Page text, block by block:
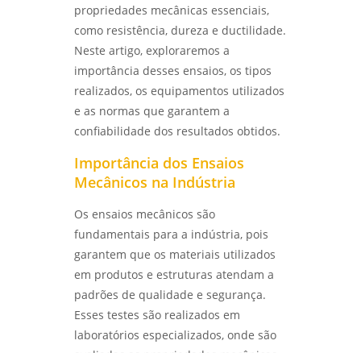
ENSAIO DE CORROSÃO ACELERADA EM SÃO
PAULO E SEUS BENEFÍCIOS - LABMETAL
ANÁLISE DE FALHAS PARA MANUTENÇÃO EM
SP: GUIA COMPLETO - LABMETAL
ANÁLISE DE FALHAS PARA MANUTENÇÃO EM
SÃO PAULO: GUIA COMPLETO - LABMETAL
ENTENDA O ENSAIO DE CORROSÃO
ACELERADA EM SP E SEUS BENEFÍCIOS -
ENSAIO DE CORROSÃO POR PITE EM SÃO
PAULO E SUAS IMPLICAÇÕES - LABMETAL
LABORATÓRIO METALÚRGICO: INOVAÇÕES
QUE TRANSFORMAM O FUTURO DA INDÚSTRIA
- LABMETAL
Inspeção de solda
Laboratório de análise química
Laboratório de ensaios
Laboratório de ensaios mecânicos
Laboratório de ensaios mecânicos e
materiais
Laboratório de ensaios mecânicos e
metalográficos
Laboratório de ensaios mecânicos sp
Laboratório de metalografia
Laboratório metalográfico
propriedades mecânicas essenciais,
como resistência, dureza e ductilidade.
Neste artigo, exploraremos a
importância desses ensaios, os tipos
realizados, os equipamentos utilizados
e as normas que garantem a
confiabilidade dos resultados obtidos.
Importância dos Ensaios
Mecânicos na Indústria
Os ensaios mecânicos são
fundamentais para a indústria, pois
garantem que os materiais utilizados
em produtos e estruturas atendam a
padrões de qualidade e segurança.
Esses testes são realizados em
laboratórios especializados, onde são